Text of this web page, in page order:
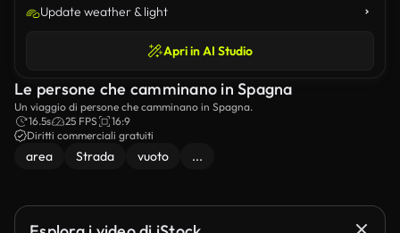
Update weather & light
Apri in AI Studio
Le persone che camminano in Spagna
Un viaggio di persone che camminano in Spagna.
16.5s
25 FPS
16:9
Diritti commerciali gratuiti
area Strada vuoto ...